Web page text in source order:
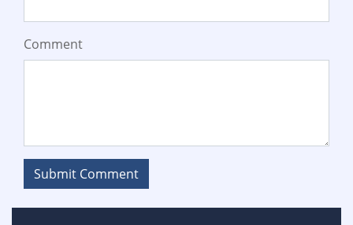
Comment
Submit Comment